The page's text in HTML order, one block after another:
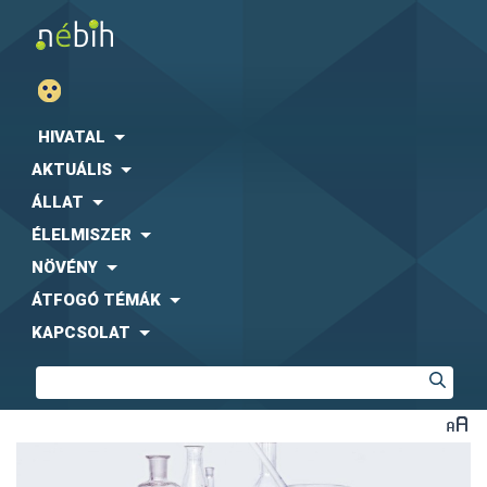
HIVATAL
AKTUÁLIS
ÁLLAT
ÉLELMISZER
NÖVÉNY
ÁTFOGÓ TÉMÁK
KAPCSOLAT